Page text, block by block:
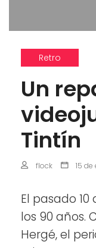
Retro
Un
Tintín
flock 15 de
El pasado
los 90 años.
Hergé, el